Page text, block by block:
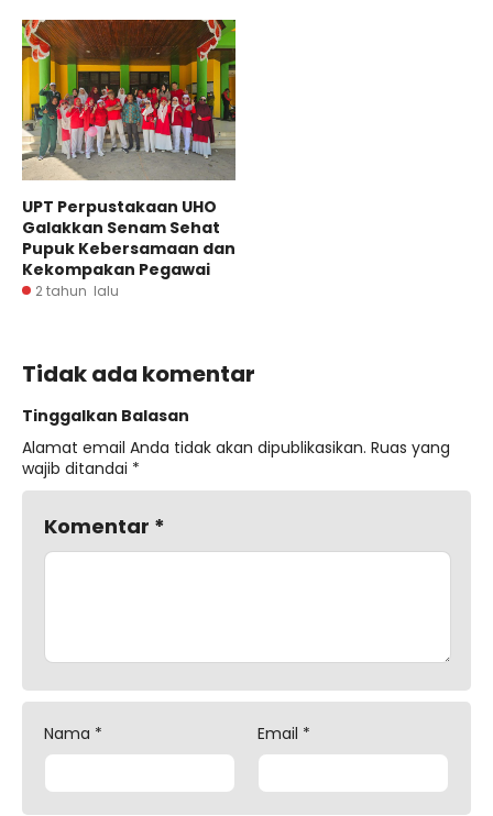
UPT Perpustakaan UHO
Galakkan Senam Sehat
Pupuk Kebersamaan dan
Kekompakan Pegawai
2 tahun lalu
Tidak ada komentar
Tinggalkan Balasan
Alamat email Anda tidak akan dipublikasikan. Ruas yang
wajib ditandai *
Komentar *
Nama * Email *